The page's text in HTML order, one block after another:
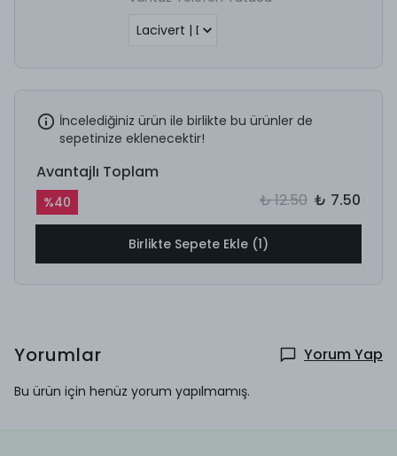
İncelediğiniz ürün ile birlikte bu ürünler de
sepetinize eklenecektir!
Avantajlı Toplam
%40 ₺ 12.50 ₺ 7.50
Birlikte Sepete Ekle (1)
Yorumlar Yorum Yap
Bu ürün için henüz yorum yapılmamış.